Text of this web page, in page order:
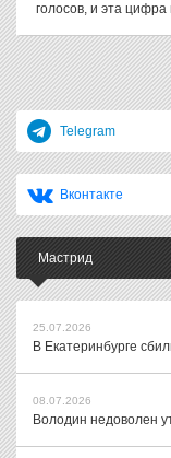
голосов, и эта цифра
Telegram
Вконтакте
Мастрид
25.07.2026
В Екатеринбурге
08.07.2026
Володин недоволен